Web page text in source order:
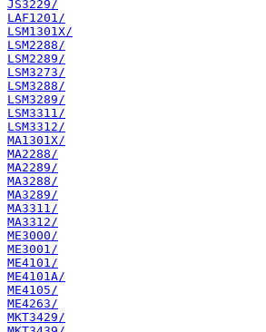
JS3229/
LAF1201/
LSM1301X/
LSM2288/
LSM2289/
LSM3273/
LSM3288/
LSM3289/
LSM3311/
LSM3312/
MA1301X/
MA2288/
MA2289/
MA3288/
MA3289/
MA3311/
MA3312/
ME3000/
ME3001/
ME4101/
ME4101A/
ME4105/
ME4263/
MKT3429/